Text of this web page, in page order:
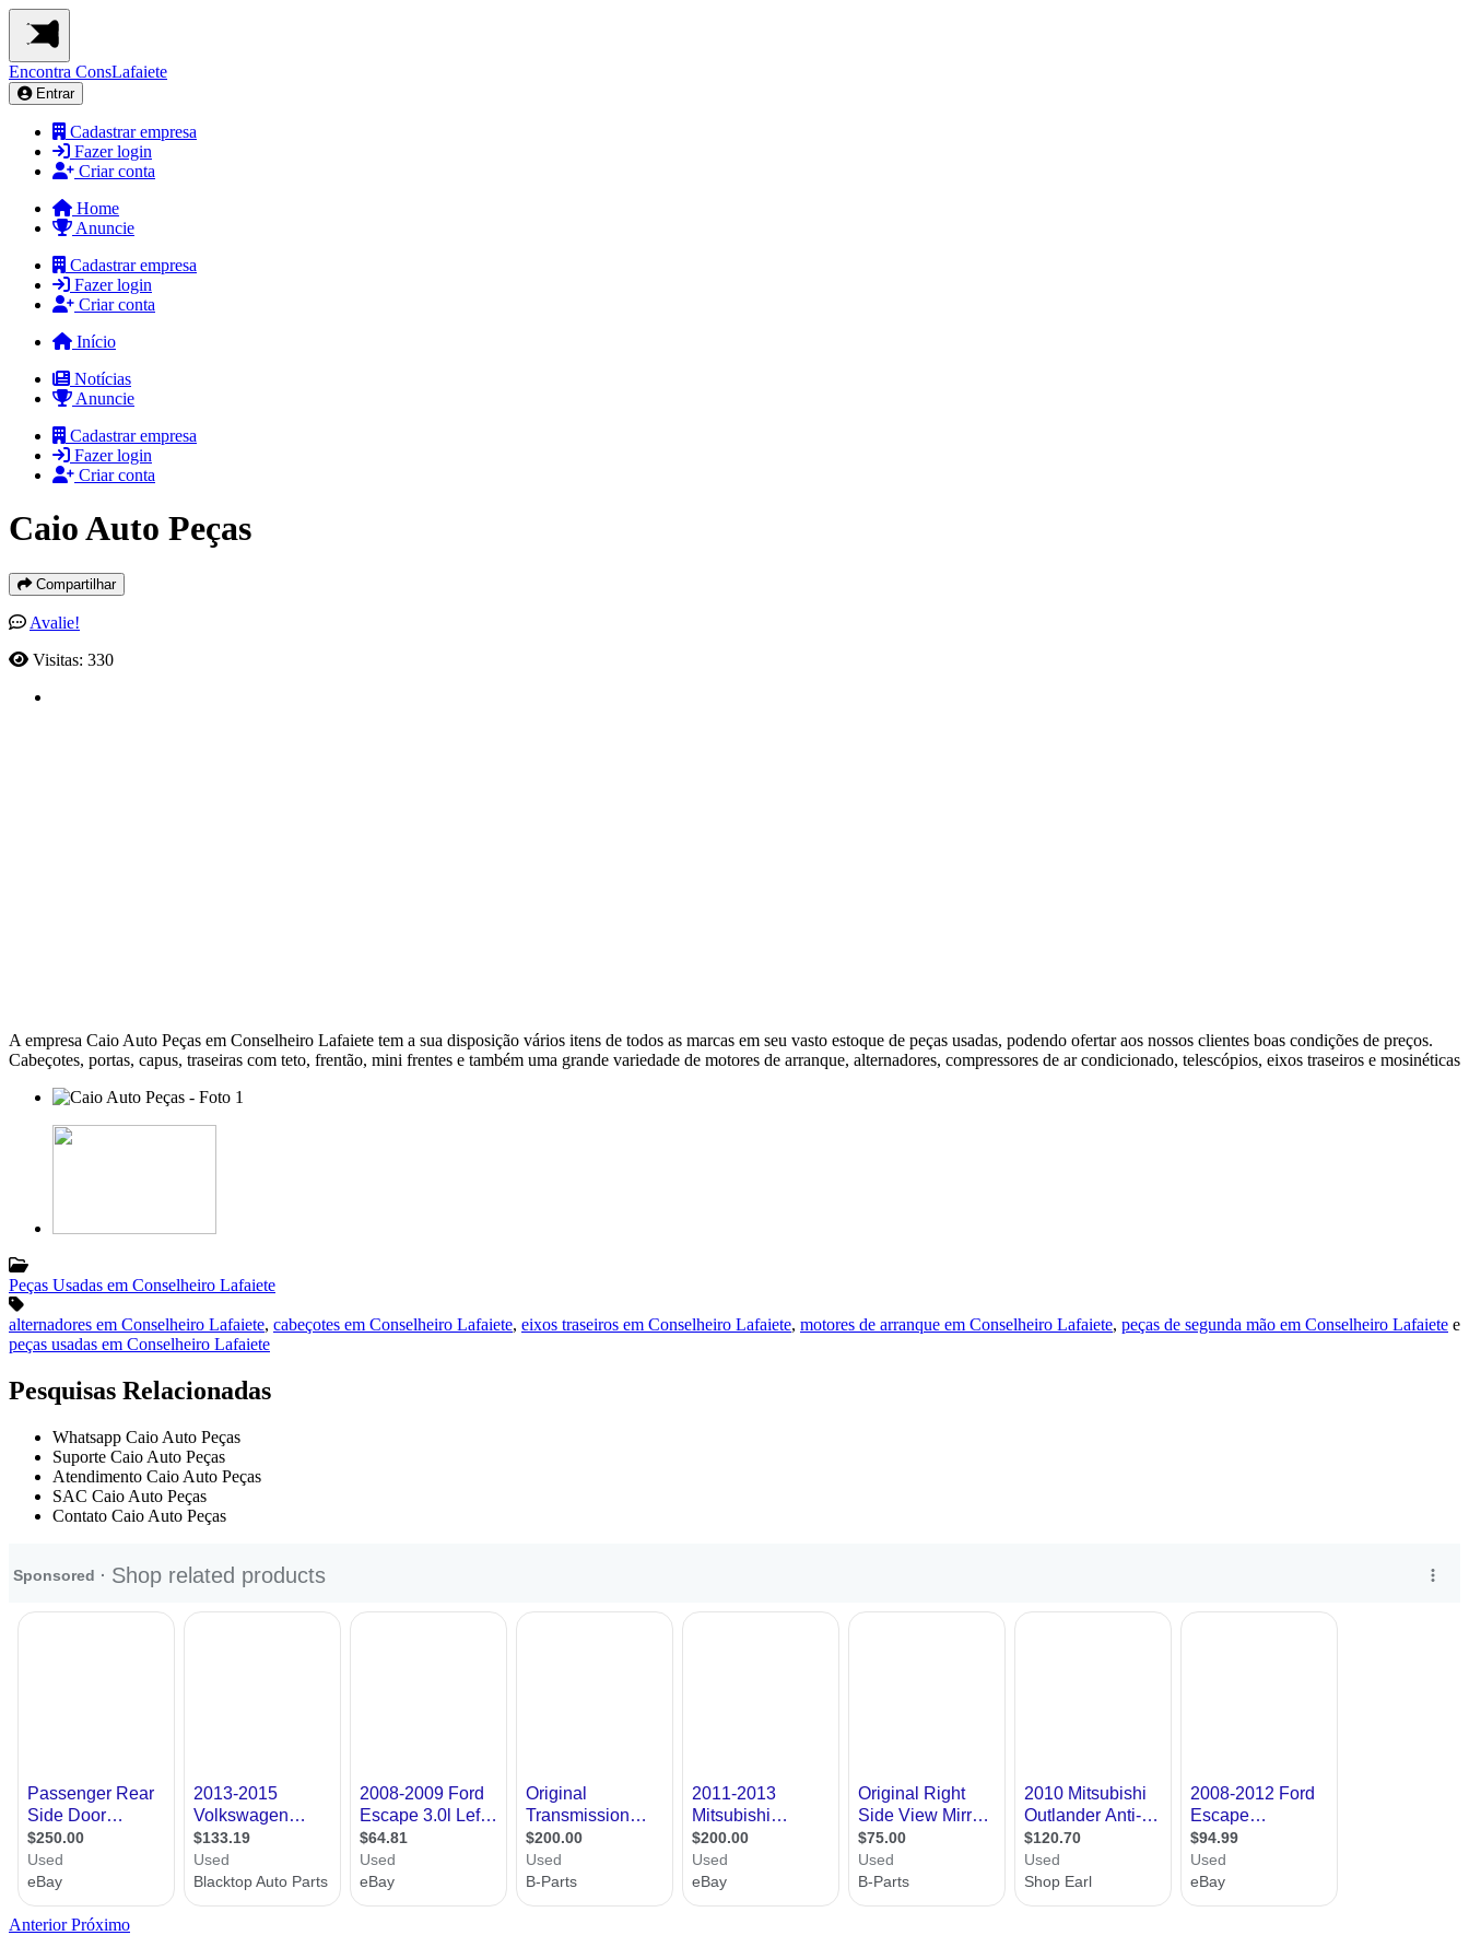
Encontra ConsLafaiete
Entrar
Cadastrar empresa
Fazer login
Criar conta
Home
Anuncie
Cadastrar empresa
Fazer login
Criar conta
Início
Notícias
Anuncie
Cadastrar empresa
Fazer login
Criar conta
Caio Auto Peças
Compartilhar
Avalie!
Visitas: 330
A empresa Caio Auto Peças em Conselheiro Lafaiete tem a sua disposição vários itens de todos as marcas em seu vasto estoque de peças usadas, podendo ofertar aos nossos clientes boas condições de preços.
Cabeçotes, portas, capus, traseiras com teto, frentão, mini frentes e também uma grande variedade de motores de arranque, alternadores, compressores de ar condicionado, telescópios, eixos traseiros e mosinéticas
Peças Usadas em Conselheiro Lafaiete
alternadores em Conselheiro Lafaiete, cabeçotes em Conselheiro Lafaiete, eixos traseiros em Conselheiro Lafaiete, motores de arranque em Conselheiro Lafaiete, peças de segunda mão em Conselheiro Lafaiete e
peças usadas em Conselheiro Lafaiete
Pesquisas Relacionadas
Whatsapp Caio Auto Peças
Suporte Caio Auto Peças
Atendimento Caio Auto Peças
SAC Caio Auto Peças
Contato Caio Auto Peças
AnteriorPróximo